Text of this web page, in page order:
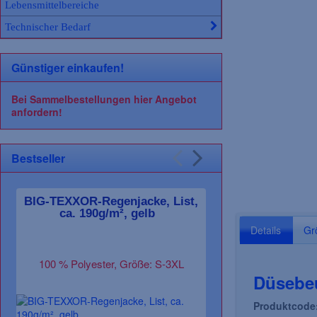
Details
Lebensmittelbereiche
Technischer Bedarf
Günstiger einkaufen!
Bei Sammelbestellungen hier Angebot
anfordern!
Bestseller
BIG-TEXXOR-Regenjacke, List,
ca. 190g/m², gelb
100 % Polyester, Größe: S-3XL
Pilotenjacke,